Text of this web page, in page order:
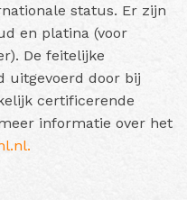
status. Er zijn
en platina (voor
De feitelijke
uitgevoerd door bij
certificerende
informatie over het